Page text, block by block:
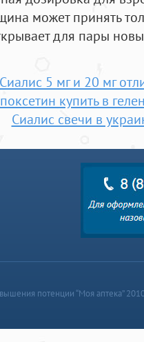
может принять
для пары
Сиалис 5 мг и 20 мг
купить в
Сиалис свечи в
потенции “Моя аптека”